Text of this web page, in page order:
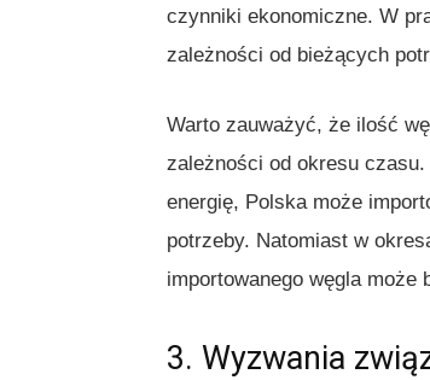
czynniki ekonomiczne. W
zależności od bieżących
Warto zauważyć, że ilość
zależności od okresu
energię, Polska może
potrzeby. Natomiast w
importowanego węgla może
3. Wyzwania